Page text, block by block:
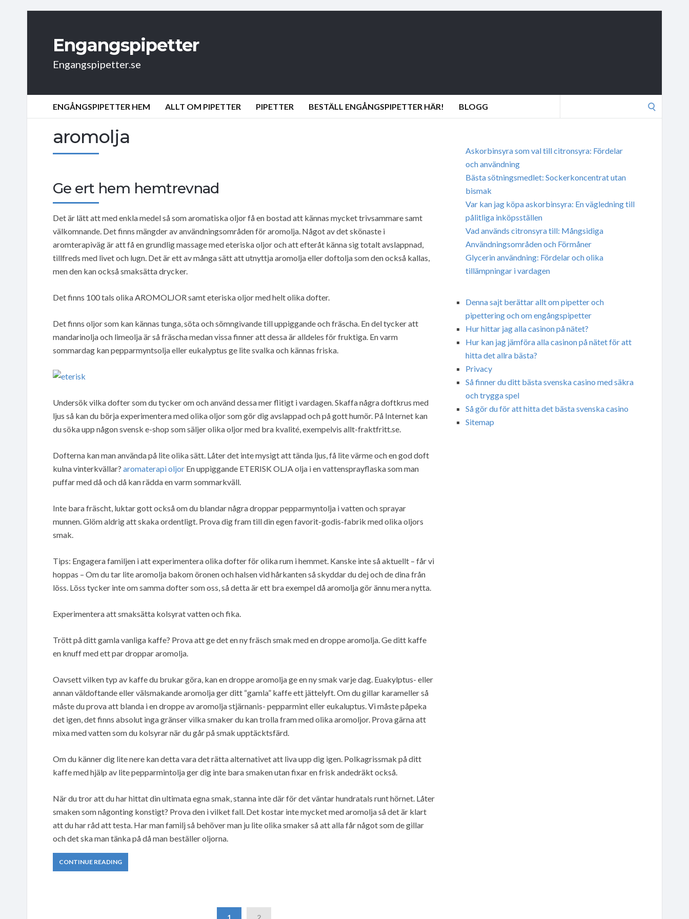
Engangspipetter
Engangspipetter.se
ENGÅNGSPIPETTER HEM ALLT OM PIPETTER PIPETTER BESTÄLL ENGÅNGSPIPETTER HÄR! BLOGG
aromolja
Ge ert hem hemtrevnad
Det är lätt att med enkla medel så som aromatiska oljor få en bostad att kännas mycket trivsammare samt
välkomnande. Det finns mängder av användningsområden för aromolja. Något av det skönaste i
aromterapiväg är att få en grundlig massage med eteriska oljor och att efteråt känna sig totalt avslappnad,
tillfreds med livet och lugn. Det är ett av många sätt att utnyttja aromolja eller doftolja som den också kallas,
men den kan också smaksätta drycker.
Det finns 100 tals olika AROMOLJOR samt eteriska oljor med helt olika dofter.
Det finns oljor som kan kännas tunga, söta och sömngivande till uppiggande och fräscha. En del tycker att
mandarinolja och limeolja är så fräscha medan vissa finner att dessa är alldeles för fruktiga. En varm
sommardag kan pepparmyntsolja eller eukalyptus ge lite svalka och kännas friska.
Undersök vilka dofter som du tycker om och använd dessa mer flitigt i vardagen. Skaffa några doftkrus med
ljus så kan du börja experimentera med olika oljor som gör dig avslappad och på gott humör. På Internet kan
du söka upp någon svensk e-shop som säljer olika oljor med bra kvalité, exempelvis allt-fraktfritt.se.
Dofterna kan man använda på lite olika sätt. Låter det inte mysigt att tända ljus, få lite värme och en god doft
kulna vinterkvällar? aromaterapi oljor En uppiggande ETERISK OLJA olja i en vattensprayflaska som man
puffar med då och då kan rädda en varm sommarkväll.
Inte bara fräscht, luktar gott också om du blandar några droppar pepparmyntolja i vatten och sprayar
munnen. Glöm aldrig att skaka ordentligt. Prova dig fram till din egen favorit-godis-fabrik med olika oljors
smak.
Tips: Engagera familjen i att experimentera olika dofter för olika rum i hemmet. Kanske inte så aktuellt – får vi
hoppas – Om du tar lite aromolja bakom öronen och halsen vid hårkanten så skyddar du dej och de dina från
löss. Löss tycker inte om samma dofter som oss, så detta är ett bra exempel då aromolja gör ännu mera nytta.
Experimentera att smaksätta kolsyrat vatten och fika.
Trött på ditt gamla vanliga kaffe? Prova att ge det en ny fräsch smak med en droppe aromolja. Ge ditt kaffe
en knuff med ett par droppar aromolja.
Oavsett vilken typ av kaffe du brukar göra, kan en droppe aromolja ge en ny smak varje dag. Euakylptus- eller
annan väldoftande eller välsmakande aromolja ger ditt “gamla” kaffe ett jättelyft. Om du gillar karameller så
måste du prova att blanda i en droppe av aromolja stjärnanis- pepparmint eller eukaluptus. Vi måste påpeka
det igen, det finns absolut inga gränser vilka smaker du kan trolla fram med olika aromoljor. Prova gärna att
mixa med vatten som du kolsyrar när du går på smak upptäcktsfärd.
Om du känner dig lite nere kan detta vara det rätta alternativet att liva upp dig igen. Polkagrissmak på ditt
kaffe med hjälp av lite pepparmintolja ger dig inte bara smaken utan fixar en frisk andedräkt också.
När du tror att du har hittat din ultimata egna smak, stanna inte där för det väntar hundratals runt hörnet. Låter
smaken som någonting konstigt? Prova den i vilket fall. Det kostar inte mycket med aromolja så det är klart
att du har råd att testa. Har man familj så behöver man ju lite olika smaker så att alla får något som de gillar
och det ska man tänka på då man beställer oljorna.
CONTINUE READING
1 2
Askorbinsyra som val till citronsyra: Fördelar
och användning
Bästa sötningsmedlet: Sockerkoncentrat utan
bismak
Var kan jag köpa askorbinsyra: En vägledning till
pålitliga inköpsställen
Vad används citronsyra till: Mångsidiga
Användningsområden och Förmåner
Glycerin användning: Fördelar och olika
tillämpningar i vardagen
Denna sajt berättar allt om pipetter och
pipettering och om engångspipetter
Hur hittar jag alla casinon på nätet?
Hur kan jag jämföra alla casinon på nätet för att
hitta det allra bästa?
Privacy
Så finner du ditt bästa svenska casino med säkra
och trygga spel
Så gör du för att hitta det bästa svenska casino
Sitemap